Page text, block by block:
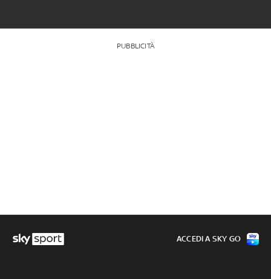
PUBBLICITÀ
ACCEDI A SKY GO